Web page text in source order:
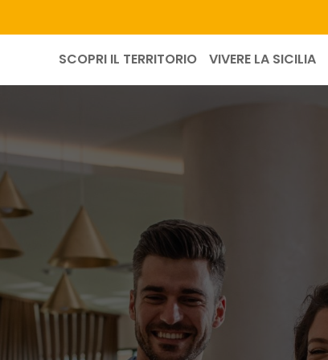
SCOPRI IL TERRITORIO VIVERE LA SICILIA